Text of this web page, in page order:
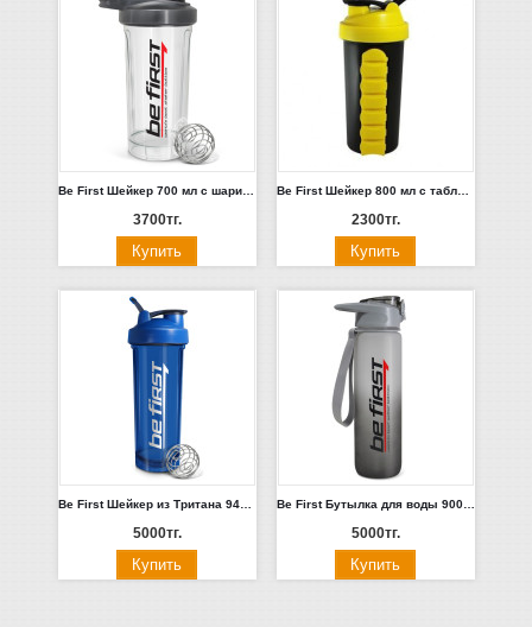
Be First Шейкер 700 мл с шариком и держателем, серая крышка (TS 1395-Grey)
3700тг.
Be First Шейкер 800 мл с таблетницей, желтая крышка (TS 1025)
2300тг.
Be First Шейкер из Тритана 946 мл с шариком и держателем (черный, синий, серый) (MS 902-**)
5000тг.
Be First Бутылка для воды 900 мл (SN2035-Grey-Frost)
5000тг.